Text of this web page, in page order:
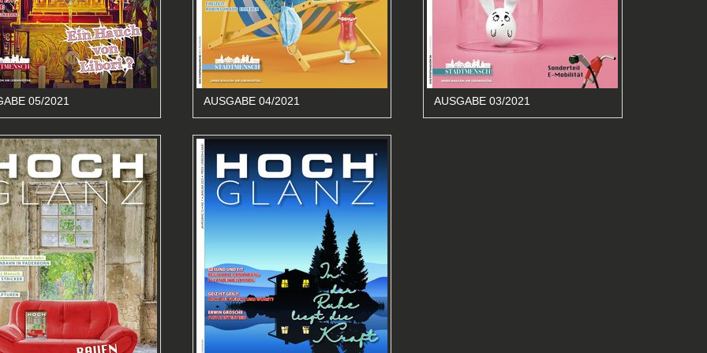
05/2021 AUSGABE 04/2021 AUSGABE 03/2021